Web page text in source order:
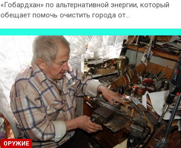
«Гобардхан» по альтернативной энергии, который
обещает помочь очистить города от…
ОРУЖИЕ